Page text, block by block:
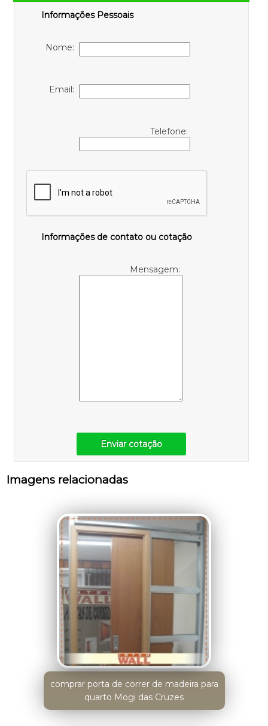
Informações Pessoais
Nome:
Email:
Telefone:
Informações de contato ou cotação
Mensagem:
Enviar cotação
Imagens relacionadas
comprar porta de correr de madeira para
quarto Mogi das Cruzes